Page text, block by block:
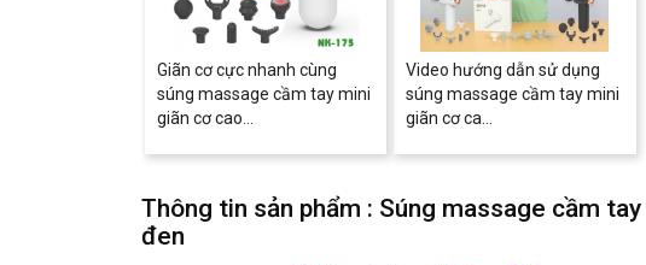
Giãn cơ cực nhanh cùng
súng massage cầm tay mini
giãn cơ cao...
Video hướng dẫn sử dụng
súng massage cầm tay mini
giãn cơ ca...
Thông tin sản phẩm : Súng massage cầm
đen